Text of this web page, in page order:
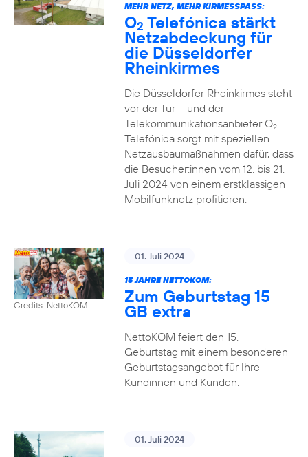
MEHR NETZ, MEHR KIRMESSPASS:
O2 Telefónica stärkt
Netzabdeckung für
die Düsseldorfer
Rheinkirmes
Die Düsseldorfer Rheinkirmes steht
vor der Tür – und der
Telekommunikationsanbieter O2
Telefónica sorgt mit speziellen
Netzausbaumaßnahmen dafür, dass
die Besucher:innen vom 12. bis 21.
Juli 2024 von einem erstklassigen
Mobilfunknetz profitieren.
Credits: NettoKOM
01. Juli 2024
15 JAHRE NETTOKOM:
Zum Geburtstag 15
GB extra
NettoKOM feiert den 15.
Geburtstag mit einem besonderen
Geburtstagsangebot für Ihre
Kundinnen und Kunden.
01. Juli 2024